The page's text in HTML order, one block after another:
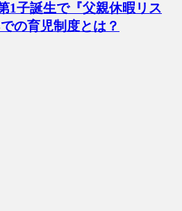
1子誕生で『父親休暇リス
の育児制度とは？